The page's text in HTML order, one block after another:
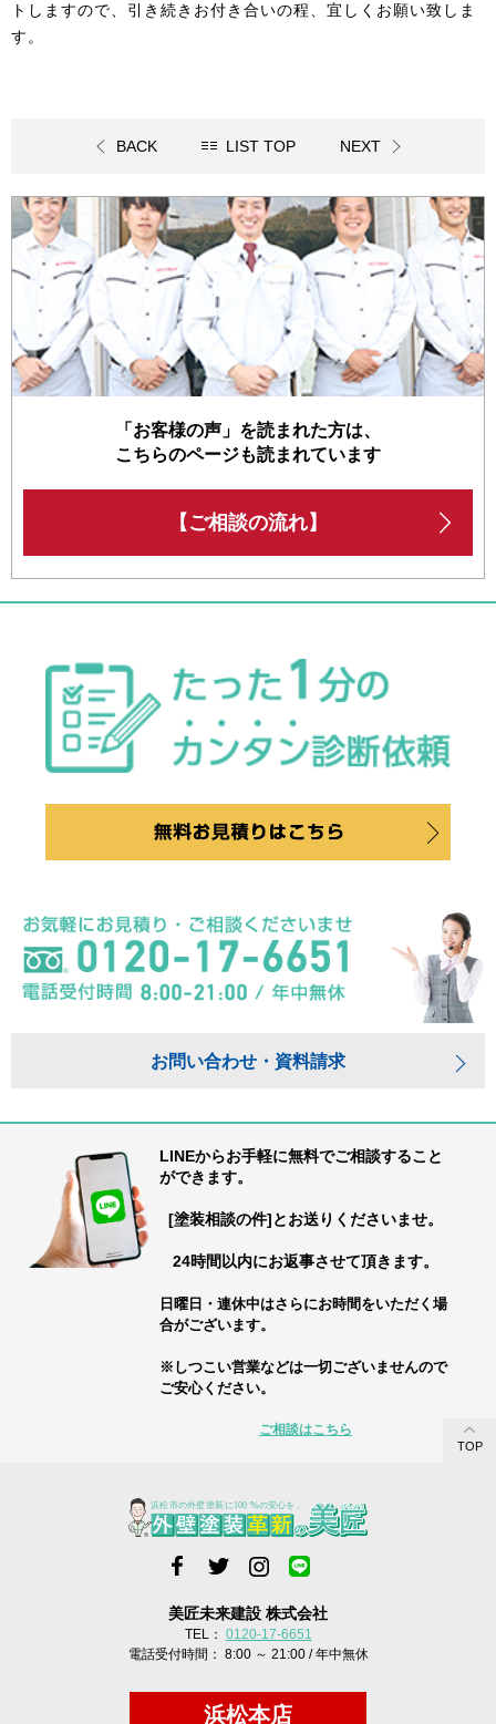
トしますので、引き続きお付き合いの程、宜しくお願い致しま
す。
BACK LIST TOP NEXT
「お客様の声」を読まれた方は、
こちらのページも読まれています
【ご相談の流れ】
お問い合わせ・資料請求
LINEからお手軽に無料でご相談すること
ができます。
[塗装相談の件]とお送りくださいませ。
24時間以内にお返事させて頂きます。
日曜日・連休中はさらにお時間をいただく場
合がございます。
※しつこい営業などは一切ございませんので
ご安心ください。
ご相談はこちら
TOP
美匠未来建設 株式会社
TEL： 0120-17-6651
電話受付時間： 8:00 ～ 21:00 / 年中無休
浜松本店